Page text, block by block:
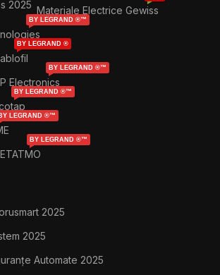
Materiale Electrice Gewiss
BY LEGRAND ®™
BY LEGRAND ®
Electronics
BY LEGRAND ®™
BY LEGRAND ®™
BY LEGRAND ®™
BY LEGRAND ®™
2025
2025
Automate 2025